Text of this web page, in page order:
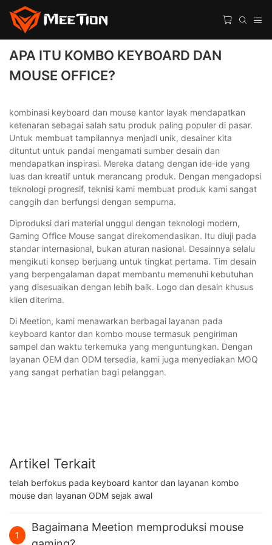
APA ITU KOMBO KEYBOARD DAN
MOUSE OFFICE?
kombinasi keyboard dan mouse kantor layak mendapatkan
ketenaran sebagai salah satu produk paling populer di pasar.
Untuk membuat tampilannya menjadi unik, desainer kita
dituntut untuk pandai mengamati sumber desain dan
mendapatkan inspirasi. Mereka datang dengan ide-ide yang
luas dan kreatif untuk merancang produk. Dengan mengadopsi
teknologi progresif, teknisi kami membuat produk kami sangat
canggih dan berfungsi dengan sempurna.
Diproduksi dari material unggul dengan teknologi modern,
Gaming Office Mouse sangat direkomendasikan. Itu diuji pada
standar internasional, bukan aturan nasional. Desainnya selalu
mengikuti konsep berjuang untuk tingkat pertama. Tim desain
yang berpengalaman dapat membantu memenuhi kebutuhan
yang disesuaikan dengan lebih baik. Logo dan desain khusus
klien diterima.
Di Meetion, kami menawarkan berbagai layanan pada
keyboard kantor dan kombo mouse termasuk pengiriman
sampel dan waktu terkemuka yang menguntungkan. Dengan
layanan OEM dan ODM tersedia, kami juga menyediakan MOQ
yang sangat perhatian bagi pelanggan.
Artikel Terkait
telah berfokus pada keyboard kantor dan layanan kombo
mouse dan layanan ODM sejak awal
1
Bagaimana Meetion memproduksi mouse